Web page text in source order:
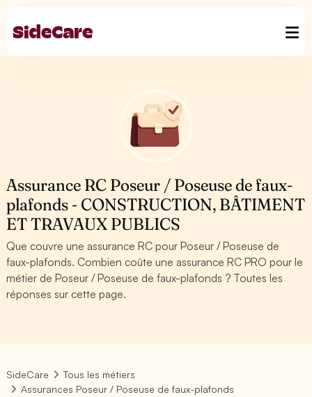
Assurance RC Poseur / Poseuse de faux-
plafonds - CONSTRUCTION, BÂTIMENT
ET TRAVAUX PUBLICS
Que couvre une assurance RC pour Poseur / Poseuse de
faux-plafonds. Combien coûte une assurance RC PRO pour le
métier de Poseur / Poseuse de faux-plafonds ? Toutes les
réponses sur cette page.
SideCare
Tous les métiers
Assurances Poseur / Poseuse de faux-plafonds